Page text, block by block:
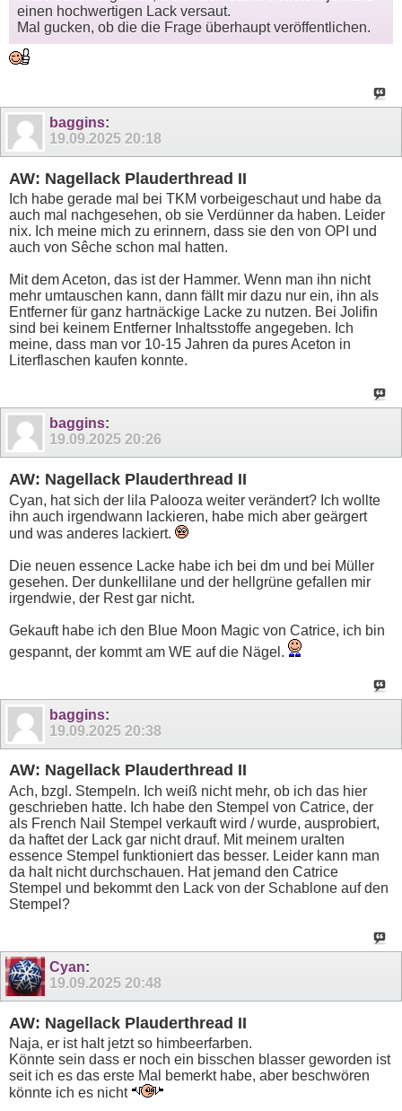
einen hochwertigen Lack versaut.
Mal gucken, ob die die Frage überhaupt veröffentlichen.
baggins:
19.09.2025 20:18
AW: Nagellack Plauderthread II
Ich habe gerade mal bei TKM vorbeigeschaut und habe da
auch mal nachgesehen, ob sie Verdünner da haben. Leider
nix. Ich meine mich zu erinnern, dass sie den von OPI und
auch von Sêche schon mal hatten.
Mit dem Aceton, das ist der Hammer. Wenn man ihn nicht
mehr umtauschen kann, dann fällt mir dazu nur ein, ihn als
Entferner für ganz hartnäckige Lacke zu nutzen. Bei Jolifin
sind bei keinem Entferner Inhaltsstoffe angegeben. Ich
meine, dass man vor 10-15 Jahren da pures Aceton in
Literflaschen kaufen konnte.
baggins:
19.09.2025 20:26
AW: Nagellack Plauderthread II
Cyan, hat sich der lila Palooza weiter verändert? Ich wollte
ihn auch irgendwann lackieren, habe mich aber geärgert
und was anderes lackiert.
Die neuen essence Lacke habe ich bei dm und bei Müller
gesehen. Der dunkellilane und der hellgrüne gefallen mir
irgendwie, der Rest gar nicht.
Gekauft habe ich den Blue Moon Magic von Catrice, ich bin
gespannt, der kommt am WE auf die Nägel.
baggins:
19.09.2025 20:38
AW: Nagellack Plauderthread II
Ach, bzgl. Stempeln. Ich weiß nicht mehr, ob ich das hier
geschrieben hatte. Ich habe den Stempel von Catrice, der
als French Nail Stempel verkauft wird / wurde, ausprobiert,
da haftet der Lack gar nicht drauf. Mit meinem uralten
essence Stempel funktioniert das besser. Leider kann man
da halt nicht durchschauen. Hat jemand den Catrice
Stempel und bekommt den Lack von der Schablone auf den
Stempel?
Cyan:
19.09.2025 20:48
AW: Nagellack Plauderthread II
Naja, er ist halt jetzt so himbeerfarben.
Könnte sein dass er noch ein bisschen blasser geworden ist
seit ich es das erste Mal bemerkt habe, aber beschwören
könnte ich es nicht